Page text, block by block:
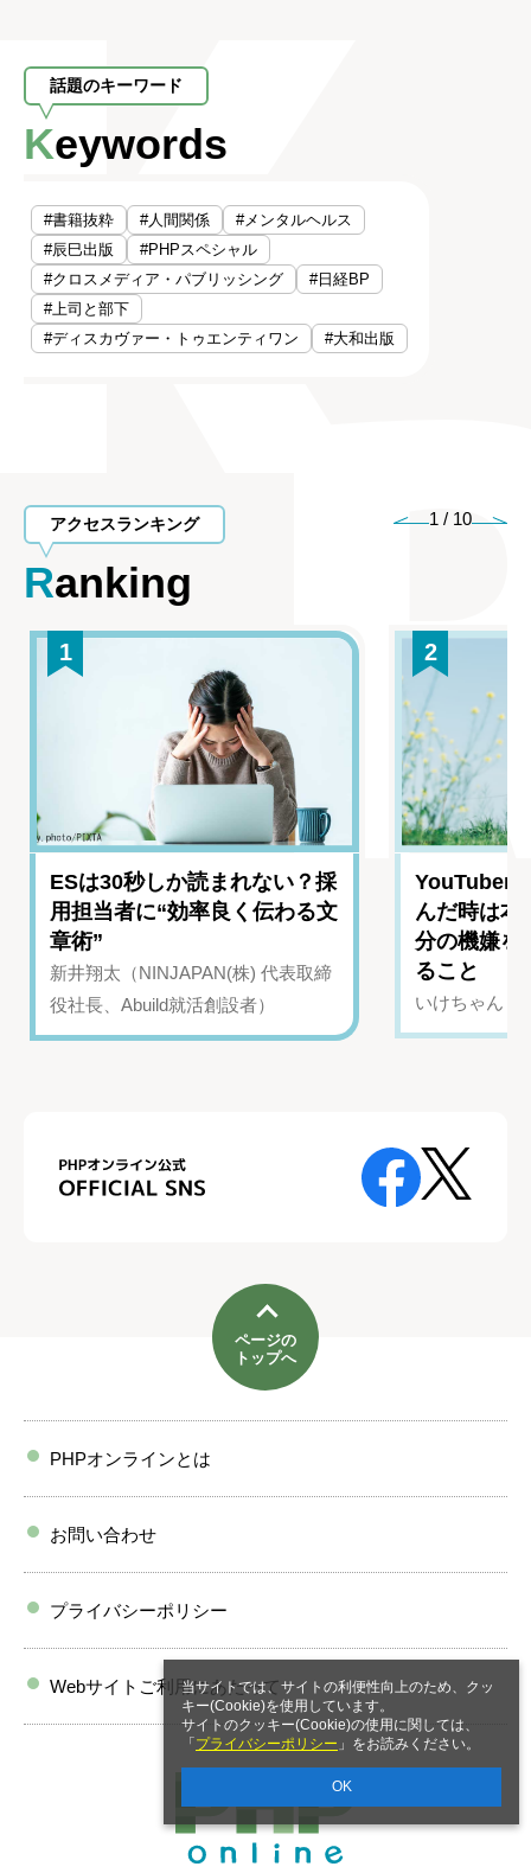
当サイトでは、サイトの利便性向上のため、クッ
キー(Cookie)を使用しています。
サイトのクッキー(Cookie)の使用に関しては、
「 プライバシーポリシー 」をお読みください。
OK
話題のキーワード
Keywords
#書籍抜粋 #人間関係
#メンタルヘルス
#辰巳出版
#PHPスペシャル
#クロスメディア・パブリッシング
#日経BP
#上司と部下
#ディスカヴァー・トゥエンティワン
#大和出版
アクセスランキング
Ranking
1 / 10
1
ESは30秒しか読まれない？採
用担当者に“効率良く伝わる文
章術”
新井翔太（NINJAPAN(株) 代表取締
役社長、Abuild就活創設者）
2
YouTuber
んだ時は
分の機嫌を
ること
いけちゃん（
ページの
トップへ
PHPオンラインとは
お問い合わせ
プライバシーポリシー
Webサイトご利用にあたって